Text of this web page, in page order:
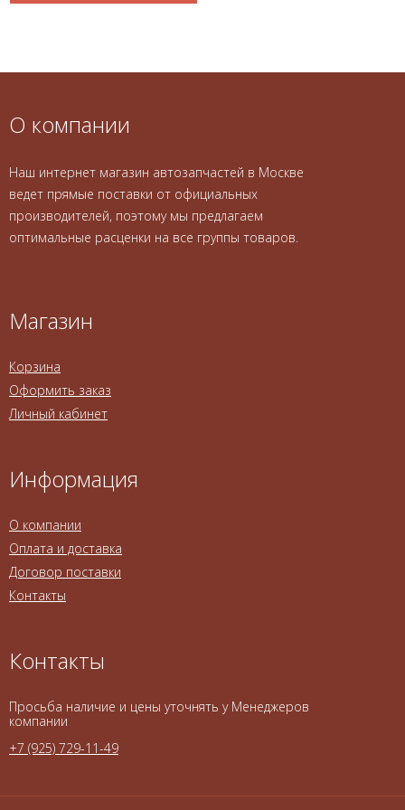
О компании
Наш интернет магазин автозапчастей в Москве
ведет прямые поставки от официальных
производителей, поэтому мы предлагаем
оптимальные расценки на все группы товаров.
Магазин
Корзина
Оформить заказ
Личный кабинет
Информация
О компании
Оплата и доставка
Договор поставки
Контакты
Контакты
Просьба наличие и цены уточнять у Менеджеров
компании
+7 (925) 729-11-49